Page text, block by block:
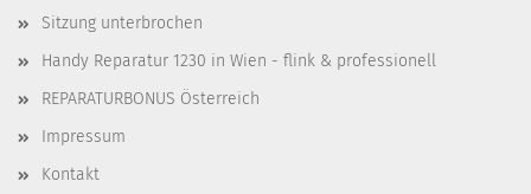
Sitzung unterbrochen
Handy Reparatur 1230 in Wien - flink & professionell
REPARATURBONUS Österreich
Impressum
Kontakt